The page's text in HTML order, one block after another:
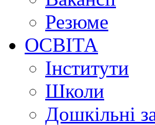
Резюме
ОСВІТА
Інститути
Школи
Дошкільні